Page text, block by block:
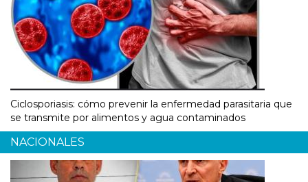
Ciclosporiasis: cómo prevenir la enfermedad parasitaria que
se transmite por alimentos y agua contaminados
NACIONALES